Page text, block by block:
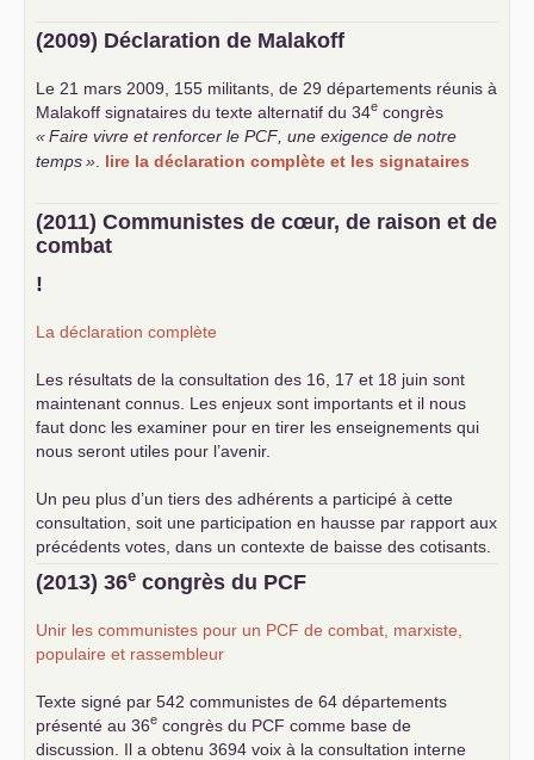
(2009) Déclaration de Malakoff
Le 21 mars 2009, 155 militants, de 29 départements réunis à
Malakoff signataires du texte alternatif du 34e congrès
«Faire vivre et renforcer le PCF , une exigence de notre
temps» lire la déclaration complète et les signataires
(2011) Communistes de cœur, de raison et de
combat
!
La déclaration complète
Les résultats de la consultation des 16, 17 et 18 juin sont
maintenant connus. Les enjeux sont importants et il nous
faut donc les examiner pour en tirer les enseignements qui
nous seront utiles pour l’avenir.
Un peu plus d’un tiers des adhérents a participé à cette
consultation, soit une participation en hausse par rapport aux
précédents votes, dans un contexte de baisse des cotisants.
... lire la suite
(2013) 36e congrès du PCF
Unir les communistes pour un PCF de combat, marxiste,
populaire et rassembleur
Texte signé par 542 communistes de 64 départements
présenté au 36e congrès du PCF comme base de
discussion. Il a obtenu 3694 voix à la consultation interne